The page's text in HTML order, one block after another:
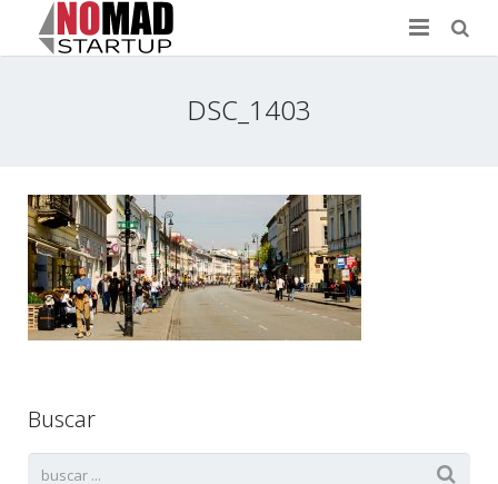
Work Shops
Blog
Contacto
DSC_1403
Buscar